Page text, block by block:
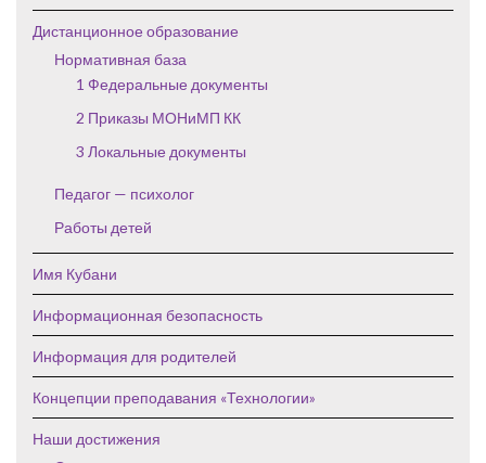
Дистанционное образование
Нормативная база
1 Федеральные документы
2 Приказы МОНиМП КК
3 Локальные документы
Педагог — психолог
Работы детей
Имя Кубани
Информационная безопасность
Информация для родителей
Концепции преподавания «Технологии»
Наши достижения